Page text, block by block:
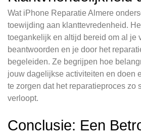
Wat iPhone Reparatie Almere
toewijding aan klanttevredenheid.
toegankelijk en altijd bereid om al je
beantwoorden en je door het
begeleiden. Ze begrijpen hoe
jouw dagelijkse activiteiten en doen
te zorgen dat het reparatieproces zo
verloopt.
Conclusie: Een